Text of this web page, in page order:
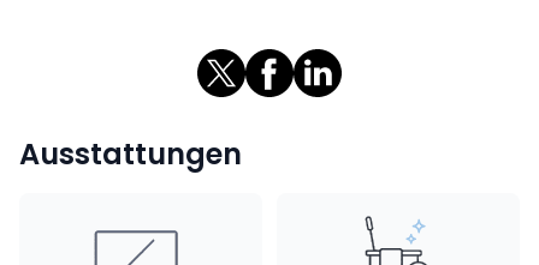
Ausstattungen